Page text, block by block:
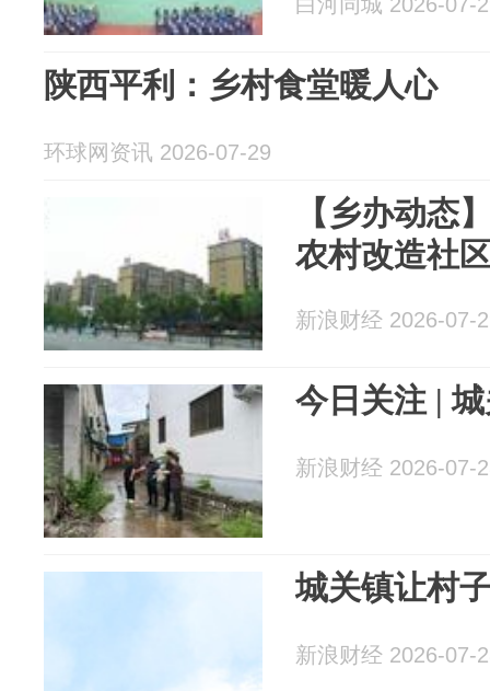
陕西平利：乡村食堂暖人心
环球网资讯 2026-07-29
【乡办动态
农村改造社
新浪财经 2026-07-
今日关注 |
新浪财经 2026-07-
城关镇让村
新浪财经 2026-07-